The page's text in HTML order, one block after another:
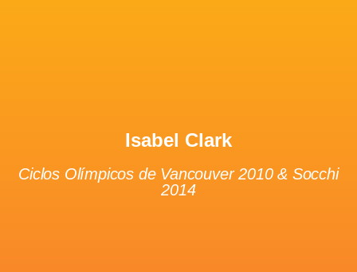
Isabel Clark
Ciclos Olímpicos de Vancouver 2010 & Socchi
2014